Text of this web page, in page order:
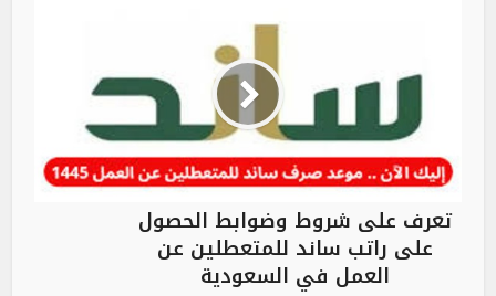
تعرف على شروط وضوابط الحصول
على راتب ساند للمتعطلين عن
العمل في السعودية